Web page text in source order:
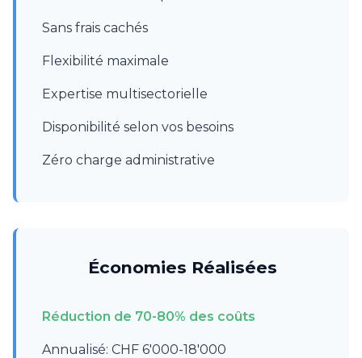
Sans frais cachés
Flexibilité maximale
Expertise multisectorielle
Disponibilité selon vos besoins
Zéro charge administrative
Économies Réalisées
Réduction de 70-80% des coûts
Annualisé: CHF 6'000-18'000